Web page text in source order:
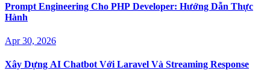
Prompt Engineering Cho PHP Developer: Hướng Dẫn Thực
Hành
Apr 30, 2026
Xây Dựng AI Chatbot Với Laravel Và Streaming Response